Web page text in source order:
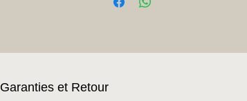
Garanties et Retour